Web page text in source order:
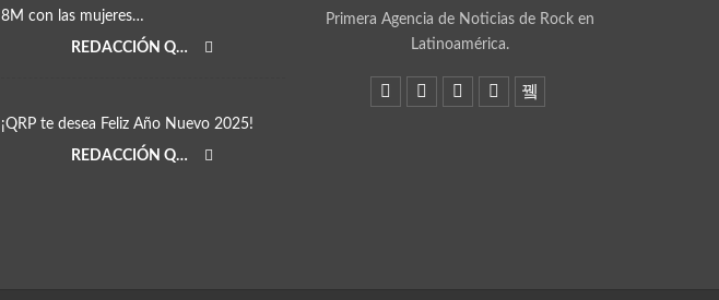
8M con las mujeres…
REDACCIÓN QRP
¡QRP te desea Feliz Año Nuevo 2025!
REDACCIÓN QRP
Primera Agencia de Noticias de Rock en
Latinoamérica.